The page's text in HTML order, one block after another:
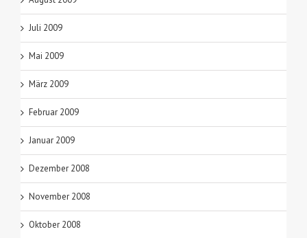
Juli 2009
Mai 2009
März 2009
Februar 2009
Januar 2009
Dezember 2008
November 2008
Oktober 2008